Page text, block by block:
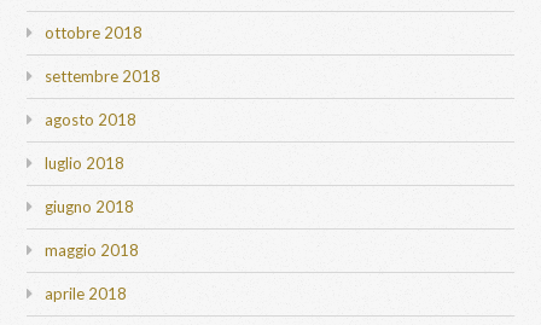
ottobre 2018
settembre 2018
agosto 2018
luglio 2018
giugno 2018
maggio 2018
aprile 2018